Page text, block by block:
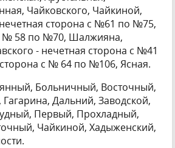
Чайковского, Чайкиной,
сторона с №61 по №75,
№ 58 по №70, Шалжияна,
- нечетная сторона с №41
с № 64 по №106, Ясная.
Больничный, Восточный,
Дальний, Заводской,
Первый, Прохладный,
Чайкиной, Хадыженский,